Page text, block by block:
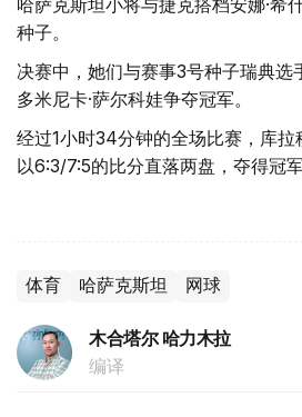
哈萨克斯坦小将与捷克搭档安娜·希
种子。
决赛中，她们与赛事3号种子瑞典选
多米尼卡·萨尔科娃争夺冠军。
经过1小时34分钟的全场比赛，库
以6:3/7:5的比分直落两盘，夺得冠军
体育 哈萨克斯坦 网球
木合塔尔 哈力木拉
编译